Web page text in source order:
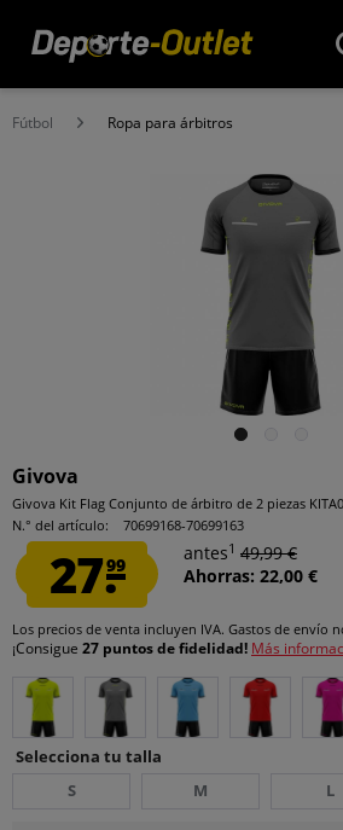
Fútbol Ropa para árbitros
Givova
Givova Kit Flag Conjunto de árbitro de 2 piezas
N.° del artículo:
70699168-70699163
27.99
antes1 49,99 €
Ahorras: 22,00 €
Los precios de venta incluyen IVA. Gastos de envío
¡Consigue 27 puntos de fidelidad! Más
Selecciona tu talla
S
M L